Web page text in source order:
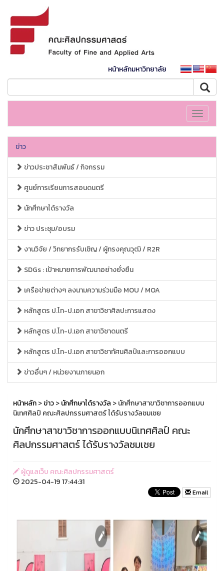
หน้าหลักมหาวิทยาลัย
Toggle
ข่าว
ข่าวประชาสัมพันธ์ / กิจกรรม
ศูนย์การเรียนการสอนดนตรี
นักศึกษาได้รางวัล
ข่าว ประชุม/อบรม
งานวิจัย / วิทยากรรับเชิญ / ผู้ทรงคุณวุฒิ / R2R
SDGs : เป้าหมายการพัฒนาอย่างยั่งยืน
เครือข่ายต่างๆ ลงนามความร่วมมือ MOU / MOA
หลักสูตร ป.โท-ป.เอก สาขาวิชาศิลปะการแสดง
หลักสูตร ป.โท-ป.เอก สาขาวิชาดนตรี
หลักสูตร ป.โท-ป.เอก สาขาวิชาทัศนศิลป์และการออกแบบ
ข่าวอื่นๆ / หน่วยงานภายนอก
หน้าหลัก>ข่าว>นักศึกษาได้รางวัล > นักศึกษาสาขาวิชาการออกแบบ
นิเทศศิลป์ คณะศิลปกรรมศาสตร์ ได้รับรางวัลชมเชย
นักศึกษาสาขาวิชาการออกแบบนิเทศศิลป์ คณะ
ศิลปกรรมศาสตร์ ได้รับรางวัลชมเชย
ผู้ดูแลเว็บ คณะศิลปกรรมศาสตร์
2025-04-19 17:44:31
Email